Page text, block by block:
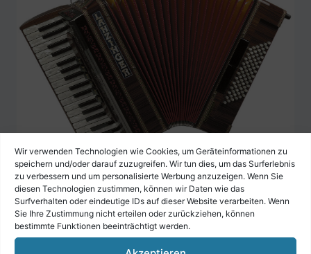
Wir verwenden Technologien wie Cookies, um Geräteinformationen zu
speichern und/oder darauf zuzugreifen. Wir tun dies, um das Surferlebnis
zu verbessern und um personalisierte Werbung anzuzeigen. Wenn Sie
diesen Technologien zustimmen, können wir Daten wie das
Surfverhalten oder eindeutige IDs auf dieser Website verarbeiten. Wenn
Sie Ihre Zustimmung nicht erteilen oder zurückziehen, können
bestimmte Funktionen beeinträchtigt werden.
Lanzinger Akkordeon Modell 3/72
€4.799,00